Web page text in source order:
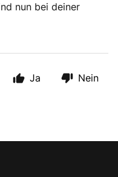
nun bei deiner
Ja Nein